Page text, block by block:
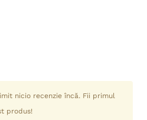
nicio recenzie încă. Fii primul
produs!